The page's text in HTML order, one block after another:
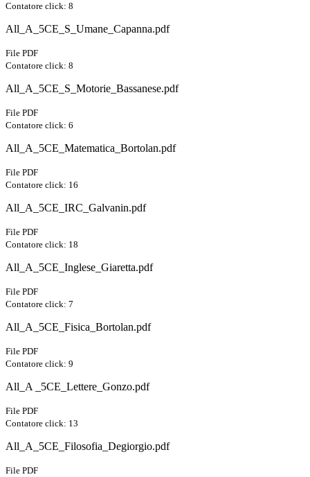
Contatore click: 8
All_A_5CE_S_Umane_Capanna.pdf
File PDF
Contatore click: 8
All_A_5CE_S_Motorie_Bassanese.pdf
File PDF
Contatore click: 6
All_A_5CE_Matematica_Bortolan.pdf
File PDF
Contatore click: 16
All_A_5CE_IRC_Galvanin.pdf
File PDF
Contatore click: 18
All_A_5CE_Inglese_Giaretta.pdf
File PDF
Contatore click: 7
All_A_5CE_Fisica_Bortolan.pdf
File PDF
Contatore click: 9
All_A _5CE_Lettere_Gonzo.pdf
File PDF
Contatore click: 13
All_A_5CE_Filosofia_Degiorgio.pdf
File PDF